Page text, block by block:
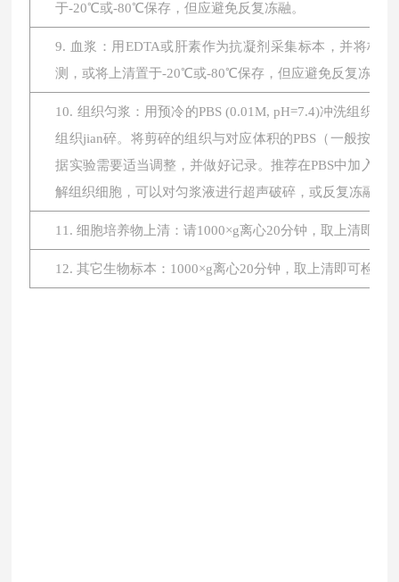
于-20℃或-80℃保存，但应避免反复冻融。
9. 血浆：用EDTA或肝素作为抗凝剂采集标本，并将标
测，或将上清置于-20℃或-80℃保存，但应避免反复冻融。
10. 组织匀浆：用预冷的PBS (0.01M, pH=7.4)冲洗组织
组织jian碎。将剪碎的组织与对应体积的PBS（一般按
据实验需要适当调整，并做好记录。推荐在PBS中加入
解组织细胞，可以对匀浆液进行超声破碎，或反复冻融。
11. 细胞培养物上清：请1000×g离心20分钟，取上清即
12. 其它生物标本：1000×g离心20分钟，取上清即可检测